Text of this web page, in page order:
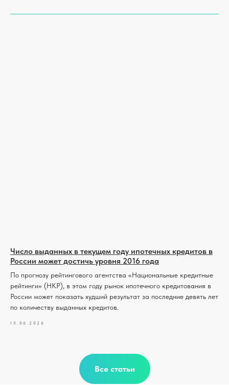
Число выданных в текущем году ипотечных кредитов в
России может достичь уровня 2016 года
По прогнозу рейтингового агентства «Национальные кредитные
рейтинги» (НКР), в этом году рынок ипотечного кредитования в
России может показать худший результат за последние девять лет
по количеству выданных кредитов.
15.06.2026
Все статьи